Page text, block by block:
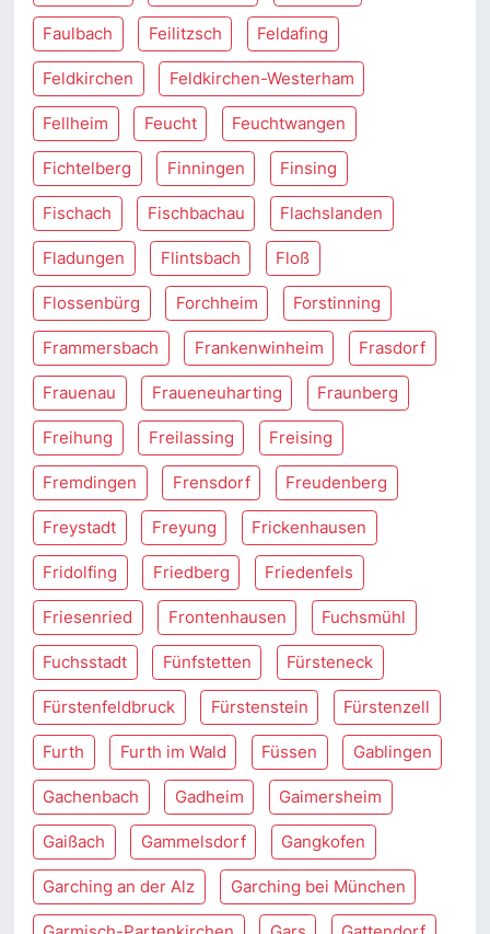
Faulbach Feilitzsch Feldafing
Feldkirchen Feldkirchen-Westerham
Fellheim Feucht Feuchtwangen
Fichtelberg Finningen Finsing
Fischach Fischbachau Flachslanden
Fladungen Flintsbach Floß
Flossenbürg Forchheim Forstinning
Frammersbach Frankenwinheim Frasdorf
Frauenau Fraueneuharting Fraunberg
Freihung Freilassing Freising
Fremdingen Frensdorf Freudenberg
Freystadt Freyung Frickenhausen
Fridolfing Friedberg Friedenfels
Friesenried Frontenhausen Fuchsmühl
Fuchsstadt Fünfstetten Fürsteneck
Fürstenfeldbruck Fürstenstein Fürstenzell
Furth Furth im Wald Füssen Gablingen
Gachenbach Gadheim Gaimersheim
Gaißach Gammelsdorf Gangkofen
Garching an der Alz Garching bei München